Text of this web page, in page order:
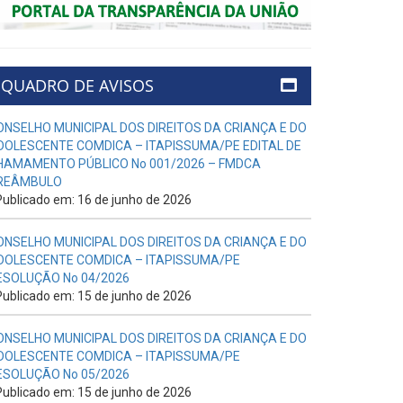
QUADRO DE AVISOS
MUNICIPAL DOS DIREITOS DA CRIANÇA E DO
COMDICA – ITAPISSUMA/PE EDITAL DE
PÚBLICO No 001/2026 – FMDCA
em: 16 de junho de 2026
MUNICIPAL DOS DIREITOS DA CRIANÇA E DO
COMDICA – ITAPISSUMA/PE
No 04/2026
em: 15 de junho de 2026
MUNICIPAL DOS DIREITOS DA CRIANÇA E DO
COMDICA – ITAPISSUMA/PE
No 05/2026
em: 15 de junho de 2026